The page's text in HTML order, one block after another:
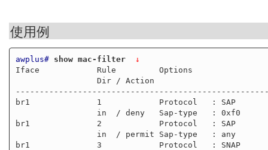
使用例
awplus# show mac-filter
↓
Iface            Rule         Options
br1              1            Protocol   : SAP
br1              2            Protocol   : SAP
br1              3            Protocol   : SNAP